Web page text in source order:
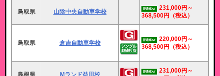
鳥取県 山陰中央自動車学校 普通車AT
231,000円～
368,500円
（税込）
鳥取県 倉吉自動車学校 普通車AT
220,000円～
368,500円
（税込）
島根県 Mランド益田校 普通車AT
231,000円～